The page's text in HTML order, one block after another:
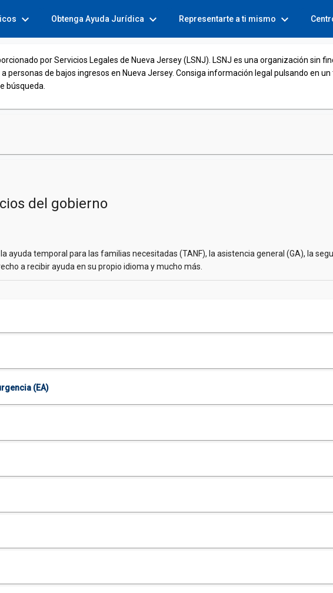
expand_more Obtenga Ayuda Jurídica expand_more Representarte a ti mismo expand_more
por Servicios Legales de Nueva Jersey (LSNJ). LSNJ es una organización sin
de bajos ingresos en Nueva Jersey. Consiga información legal pulsando en un
búsqueda.
del gobierno
ayuda temporal para las familias necesitadas (TANF), la asistencia general (GA), la
a recibir ayuda en su propio idioma y mucho más.
(EA)